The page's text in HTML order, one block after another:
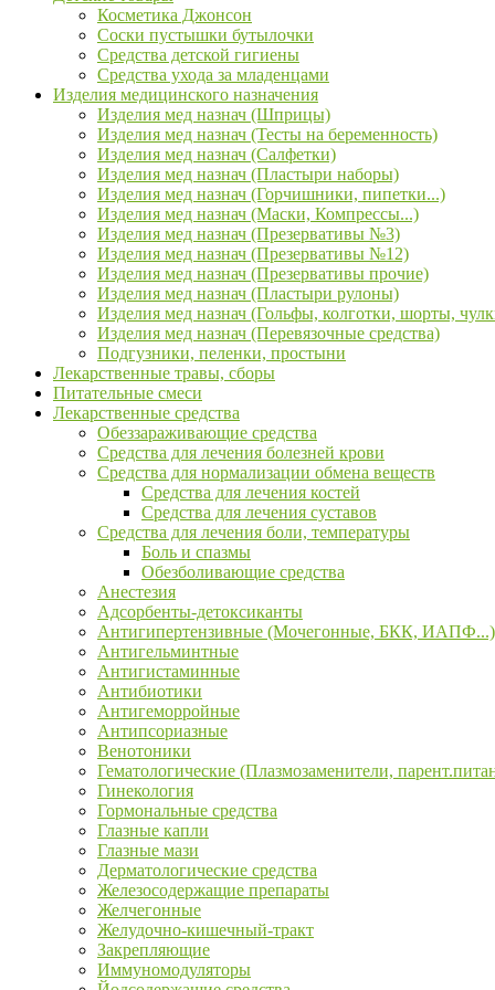
Косметика Джонсон
Соски пустышки бутылочки
Средства детской гигиены
Средства ухода за младенцами
Изделия медицинского назначения
Изделия мед назнач (Шприцы)
Изделия мед назнач (Тесты на беременность)
Изделия мед назнач (Салфетки)
Изделия мед назнач (Пластыри наборы)
Изделия мед назнач (Горчишники, пипетки...)
Изделия мед назнач (Маски, Компрессы...)
Изделия мед назнач (Презервативы №3)
Изделия мед назнач (Презервативы №12)
Изделия мед назнач (Презервативы прочие)
Изделия мед назнач (Пластыри рулоны)
Изделия мед назнач (Гольфы, колготки, шорты,
Изделия мед назнач (Перевязочные средства)
Подгузники, пеленки, простыни
Лекарственные травы, сборы
Питательные смеси
Лекарственные средства
Обеззараживающие средства
Средства для лечения болезней крови
Средства для нормализации обмена веществ
Средства для лечения костей
Средства для лечения суставов
Средства для лечения боли, температуры
Боль и спазмы
Обезболивающие средства
Анестезия
Адсорбенты-детоксиканты
Антигипертензивные (Мочегонные, БКК, ИАПФ...)
Антигельминтные
Антигистаминные
Антибиотики
Антигеморройные
Антипсориазные
Венотоники
Гематологические (Плазмозаменители,
Гинекология
Гормональные средства
Глазные капли
Глазные мази
Дерматологические средства
Железосодержащие препараты
Желчегонные
Желудочно-кишечный-тракт
Закрепляющие
Иммуномодуляторы